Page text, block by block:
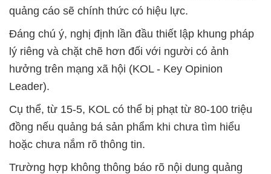
quảng cáo sẽ chính thức có hiệu lực.
Đáng chú ý, nghị định lần đầu thiết lập khung pháp
lý riêng và chặt chẽ hơn đối với người có ảnh
hưởng trên mạng xã hội (KOL - Key Opinion
Leader).
Cụ thể, từ 15-5, KOL có thể bị phạt từ 80-100 triệu
đồng nếu quảng bá sản phẩm khi chưa tìm hiểu
hoặc chưa nắm rõ thông tin.
Trường hợp không thông báo rõ nội dung quảng